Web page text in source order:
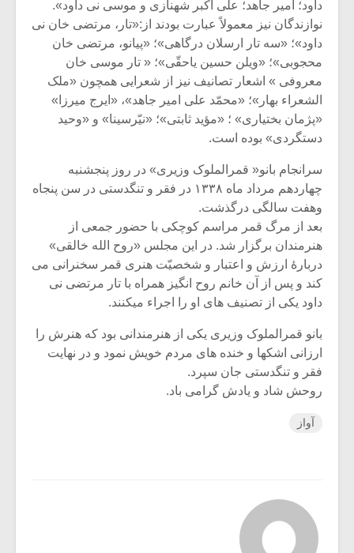
داود؛ امیر جاهد؛ علی اکبر شهنازی و موسی نی داود».
نوازندگان نیز معمولاً عبارت بودند از:«تار، مرتضی خان نی
داود»؛ «سه تار ارسلان درگاهی»؛ «پیانو، مرتضی خان
محجوبی»؛ «ویلن حسین یاحقّی»؛ « تار موسی خان
معروفی » اشعار تصانیف نیز از شعرایی همچون «ملک
الشعراء بهار»؛ «محمّد علی امیر جاهد»، «ایرج میرزا»
«پژمان بختیاری» ؛ «مؤید ثابتی»؛ «نیّرسینا» و «وحید
دستگردی» بوده است.
سرانجام بانو« قمرالملوک وزیری» در روز پنجشنبه
چهاردهم مرداد ماه ۱۳۳۸ در فقر و تنگدستی در سن پنجاه
وهفت سالگی درگذشت.
بعد از مرگ قمر مراسم کوچکی با حضور جمعی از
هنرمندان برگزار شد. در این مجلس «روح الله خالقی»
دربارۀ ارزش و اعتبار و شخصیّت هنری قمر سخنرانی می
کند و پس از آن خانم روح انگیز همراه با تار مرتضی نی
داود یکی از تصنیف های او را اجراء میکنند.
بانو قمرالملوک وزیری یکی از هنرمندانی بود که هنرش را
ارزانی اشکها و خنده های مردم خویش نمود و در نهایت
فقر و تنگدستی جان سپرد.
روحش شاد و یادش گرامی باد.
آواز